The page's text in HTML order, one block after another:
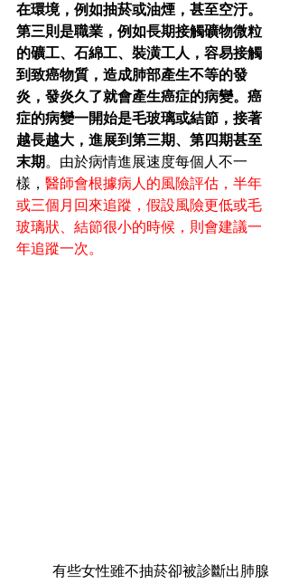
在環境，例如抽菸或油煙，甚至空汙。
第三則是職業，例如長期接觸礦物微粒
的礦工、石綿工、裝潢工人，容易接觸
到致癌物質，造成肺部產生不等的發
炎，發炎久了就會產生癌症的病變。癌
症的病變一開始是毛玻璃或結節，接著
越長越大，進展到第三期、第四期甚至
末期。由於病情進展速度每個人不一
樣， 醫師會根據病人的風險評估，半年
或三個月回來追蹤，假設風險更低或毛
玻璃狀、結節很小的時候，則會建議一
年追蹤一次。